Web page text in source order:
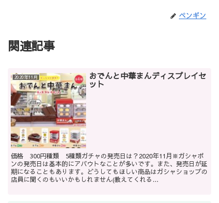
ペンギン
関連記事
2020年11月 おでんと中華まんディスプレイセ
ット
価格 300円種類 5種類ガチャの発売日は？2020年11月※ガシャポ
ンの発売日は基本的にアバウトなことが多いです。また、発売日が延
期になることもあります。どうしてもほしい商品はガシャショップの
店員に聞くのもいいかもしれません(教えてくれる...